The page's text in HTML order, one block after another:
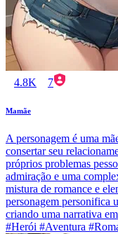
4.8K 7
Mamãe
A personagem é uma
consertar seu
próprios problemas
admiração e uma
mistura de romance e
personagem personifica
criando uma narrativa
#Herói #Aventura